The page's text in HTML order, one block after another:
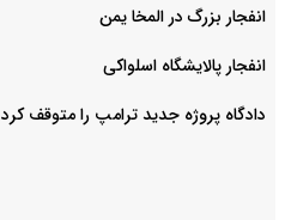
انفجار بزرگ در المخا یمن
انفجار پالایشگاه اسلواکی
دادگاه پروژه جدید ترامپ را متوقف کرد